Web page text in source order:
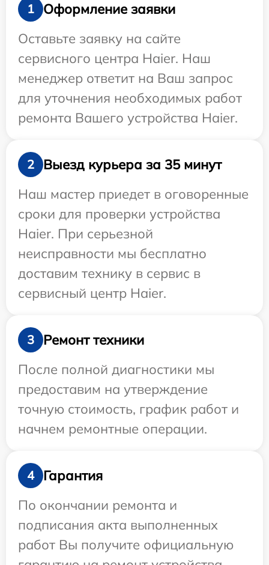
1
Оформление заявки
Оставьте заявку на сайте
сервисного центра Haier. Наш
менеджер ответит на Ваш запрос
для уточнения необходимых работ
ремонта Вашего устройства Haier.
2
Выезд курьера за 35 минут
Наш мастер приедет в оговоренные
сроки для проверки устройства
Haier. При серьезной
неисправности мы бесплатно
доставим технику в сервис в
сервисный центр Haier.
3
Ремонт техники
После полной диагностики мы
предоставим на утверждение
точную стоимость, график работ и
начнем ремонтные операции.
4
Гарантия
По окончании ремонта и
подписания акта выполненных
работ Вы получите официальную